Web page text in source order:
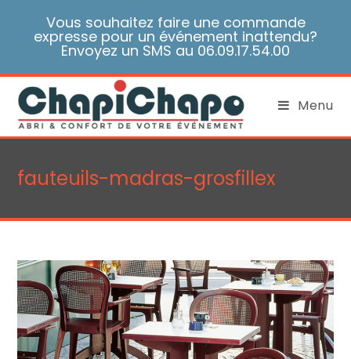
Vous souhaitez faire une commande
expresse pour un événement inattendu?
Envoyez un SMS au 06.09.17.54.00
Menu
fauteuils-madras-grosfillex